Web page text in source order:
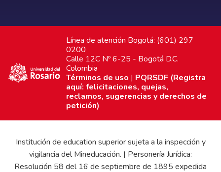
Línea de atención Bogotá: (601) 297
0200
Calle 12C Nº 6-25 - Bogotá D.C.
Colombia
Términos de uso | PQRSDF (Registra
aquí: felicitaciones, quejas,
reclamos, sugerencias y derechos de
petición)
Institución de education superior sujeta a la inspección y
vigilancia del Mineducación. | Personería Jurídica:
Resolución 58 del 16 de septiembre de 1895 expedida